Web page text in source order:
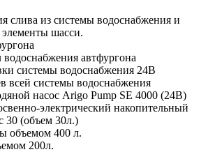
слива из системы водоснабжения и
шасси.
водоснабжения автфургона
системы водоснабжения 24В
всей системы водоснабжения
насос Arigo Pump SE 4000 (24В)
электрический накопительный
30 (объем 30л.)
объемом 400 л.
200л.